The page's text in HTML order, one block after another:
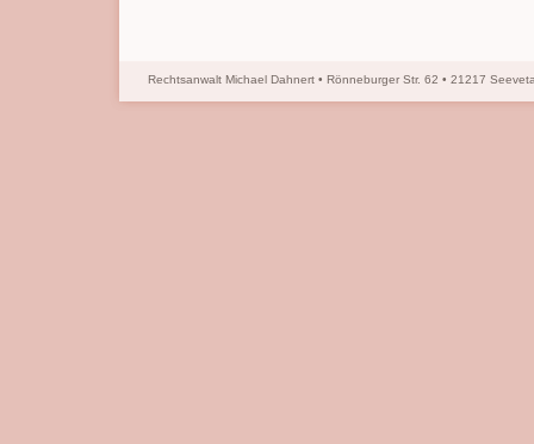
Rechtsanwalt Michael Dahnert • Rönneburger Str. 62 • 21217